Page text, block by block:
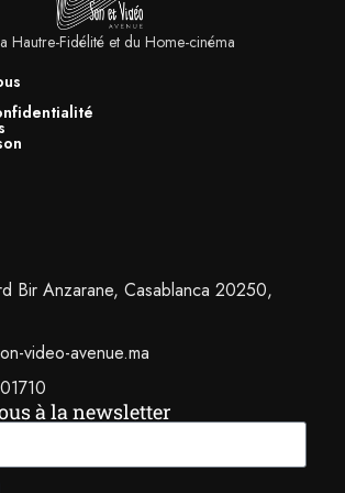
une expérience de visionnage optimale. Le
intégré au projecteur mesurer la luminosité
celle de l’image en conséquence.
Reality Creation, les images, les diagrammes et
Sony VPL-PHZ61 restent clairs et nets, même
forte luminosité.
utilise de puissants algorithmes pour
d’image afin d’obtenir une qualité proche de la
Hautre-Fidélité et du Home-cinéma
Bir Anzarane, Casablanca 20250,
video-avenue.ma
à la newsletter